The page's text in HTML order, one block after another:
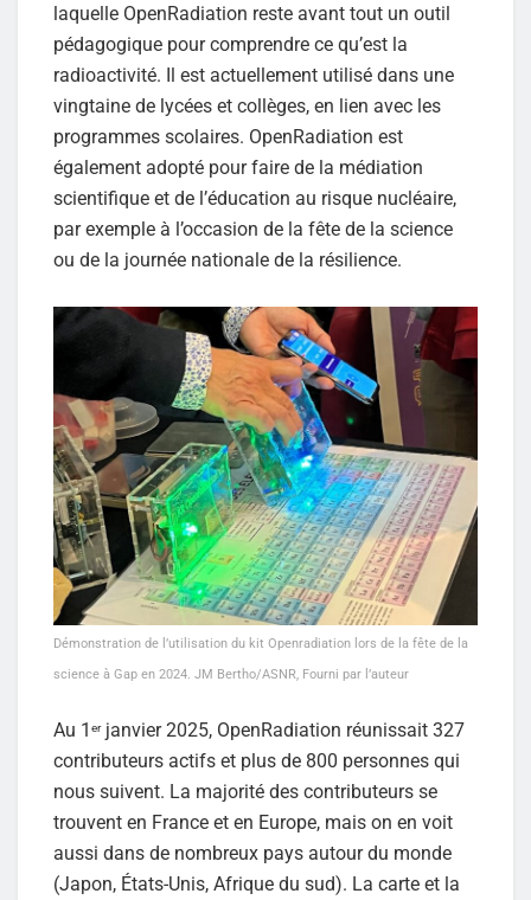
laquelle OpenRadiation reste avant tout un outil
pédagogique pour comprendre ce qu’est la
radioactivité. Il est actuellement utilisé dans une
vingtaine de lycées et collèges, en lien avec les
programmes scolaires. OpenRadiation est
également adopté pour faire de la médiation
scientifique et de l’éducation au risque nucléaire,
par exemple à l’occasion de la fête de la science
ou de la journée nationale de la résilience.
Démonstration de l’utilisation du kit Openradiation lors de la fête de la
science à Gap en 2024. JM Bertho/ASNR, Fourni par l’auteur
Au 1 erjanvier 2025, OpenRadiation réunissait 327
contributeurs actifs et plus de 800 personnes qui
nous suivent. La majorité des contributeurs se
trouvent en France et en Europe, mais on en voit
aussi dans de nombreux pays autour du monde
(Japon, États-Unis, Afrique du sud). La carte et la